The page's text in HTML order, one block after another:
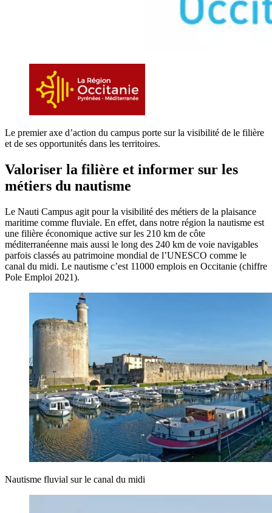
Le premier axe d’action du campus porte sur la visibilité de le filière
et de ses opportunités dans les territoires.
Valoriser la filière et informer sur les
métiers du nautisme
Le Nauti Campus agit pour la visibilité des métiers de la plaisance
maritime comme fluviale. En effet, dans notre région la nautisme est
une filière économique active sur les 210 km de côte
méditerranéenne mais aussi le long des 240 km de voie navigables
parfois classés au patrimoine mondial de l’UNESCO comme le
canal du midi. Le nautisme c’est 11000 emplois en Occitanie (chiffre
Pole Emploi 2021).
Nautisme fluvial sur le canal du midi